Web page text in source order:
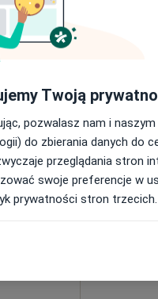
od 250 zł
Protetyka
Twoją
pozwalasz nam i
do zbierania danych do
przeglądania stron
swoje preferencje w
prywatności stron